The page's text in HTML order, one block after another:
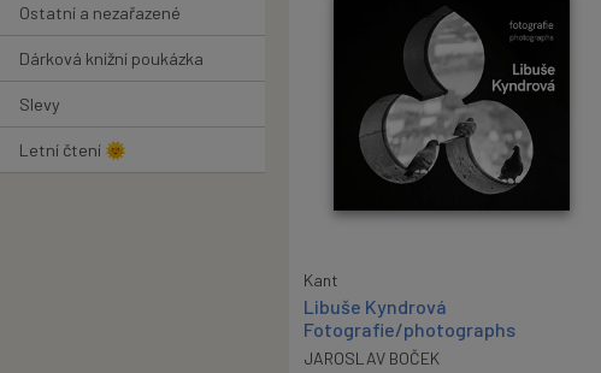
Ostatní a nezařazené
Dárková knižní poukázka
Slevy
Letní čtení 🌞
Kant
Libuše Kyndrová
Fotografie/photographs
JAROSLAV BOČEK